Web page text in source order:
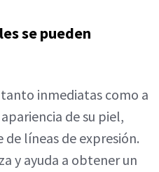
se pueden
inmediatas como a
de su piel,
líneas de expresión.
y ayuda a obtener un